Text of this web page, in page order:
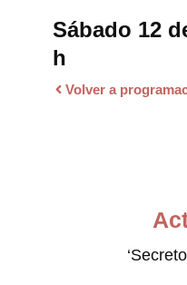
Sábado 12
h
Volver a